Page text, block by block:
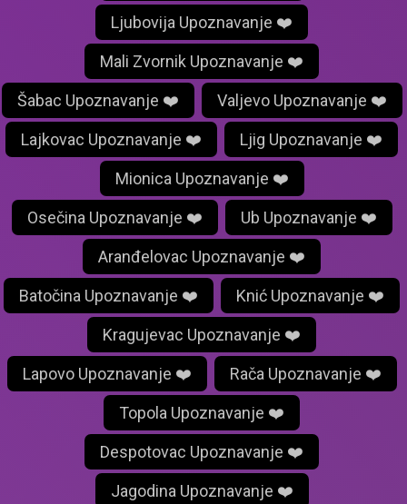
Ljubovija Upoznavanje ❤️
Mali Zvornik Upoznavanje ❤️
Šabac Upoznavanje ❤️ Valjevo Upoznavanje ❤️
Lajkovac Upoznavanje ❤️ Ljig Upoznavanje ❤️
Mionica Upoznavanje ❤️
Osečina Upoznavanje ❤️ Ub Upoznavanje ❤️
Aranđelovac Upoznavanje ❤️
Batočina Upoznavanje ❤️ Knić Upoznavanje ❤️
Kragujevac Upoznavanje ❤️
Lapovo Upoznavanje ❤️ Rača Upoznavanje ❤️
Topola Upoznavanje ❤️
Despotovac Upoznavanje ❤️
Jagodina Upoznavanje ❤️